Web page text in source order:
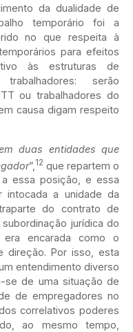
da dualidade de
temporário foi a
no que respeita à
para efeitos
às estruturas de
serão
ou trabalhadores do
causa digam respeito
duas entidades que
”, 12 que repartem o
essa posição, e essa
intocada a unidade da
do contrato de
jurídica do
era encarada como o
direção. Por isso, esta
entendimento diverso
se de uma situação de
de empregadores no
correlativos poderes
ao mesmo tempo,